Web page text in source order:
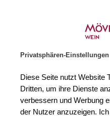
Privatsphären-Einstellungen
Diese Seite nutzt Website
Dritten, um ihre Dienste
verbessern und Werbung
der Nutzer anzuzeigen.
Zum